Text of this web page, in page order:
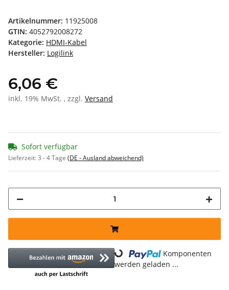
Artikelnummer: 11925008
GTIN: 4052792008272
Kategorie: HDMI-Kabel
Hersteller: Logilink
6,06 €
inkl. 19% MwSt. , zzgl. Versand
Sofort verfügbar
Lieferzeit:3 - 4 Tage (DE - Ausland abweichend)
Loading...
Komponenten
werden geladen ...